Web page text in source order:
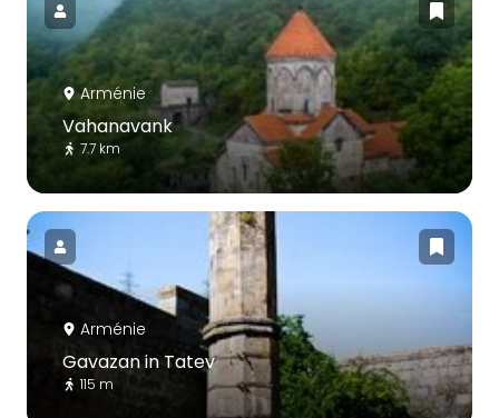
Arménie
Vahanavank
7.7 km
Arménie
Gavazan in Tatev
115 m